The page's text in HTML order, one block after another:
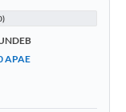
APAE